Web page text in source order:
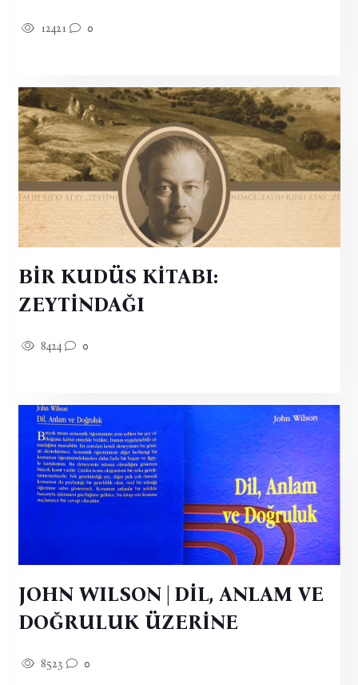
12421 0
BİR KUDÜS KİTABI:
ZEYTİNDAĞI
8424 0
JOHN WILSON | DİL, ANLAM VE
DOĞRULUK ÜZERİNE
8523 0